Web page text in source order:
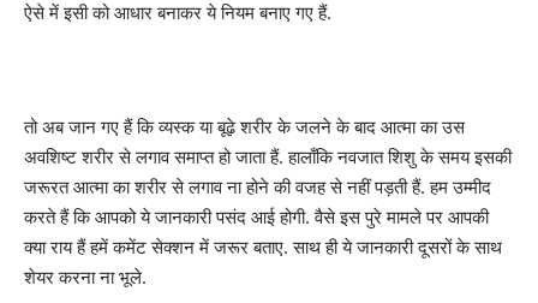
ऐसे में इसी को आधार बनाकर ये नियम बनाए गए हैं.
तो अब जान गए हैं कि व्यस्क या बूढ़े शरीर के जलने के बाद आत्मा का उस
अवशिष्ट शरीर से लगाव समाप्त हो जाता हैं. हालाँकि नवजात शिशु के समय इसकी
जरूरत आत्मा का शरीर से लगाव ना होने की वजह से नहीं पड़ती हैं. हम उम्मीद
करते हैं कि आपको ये जानकारी पसंद आई होगी. वैसे इस पुरे मामले पर आपकी
क्या राय हैं हमें कमेंट सेक्शन में जरूर बताए. साथ ही ये जानकारी दूसरों के साथ
शेयर करना ना भूले.